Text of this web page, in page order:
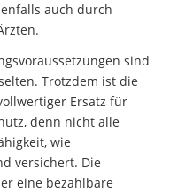
auch durch
sind
Trotzdem ist die
Ersatz für
denn nicht alle
wie
versichert. Die
eine bezahlbare